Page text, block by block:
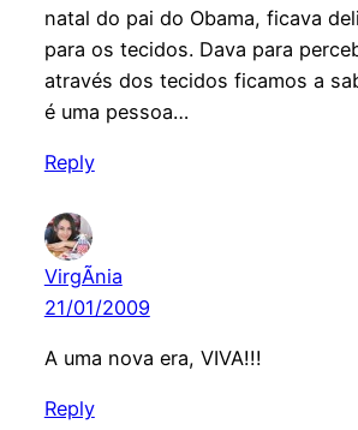
natal do pai do Obama, ficava
para os tecidos. Dava para
através dos tecidos ficamos a
é uma pessoa…
Reply
VirgÃ­nia
21/01/2009
A uma nova era, VIVA!!!
Reply